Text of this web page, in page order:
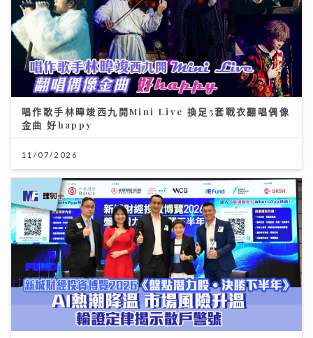
唱作歌手林暐竣西九開Mini Live 換足5套戰衣翻唱偶像
金曲 好happy
11/07/2026